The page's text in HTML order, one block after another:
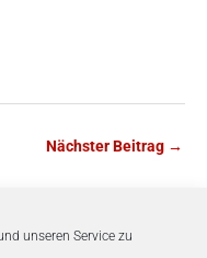
unseren Service zu
Nächster Beitrag →